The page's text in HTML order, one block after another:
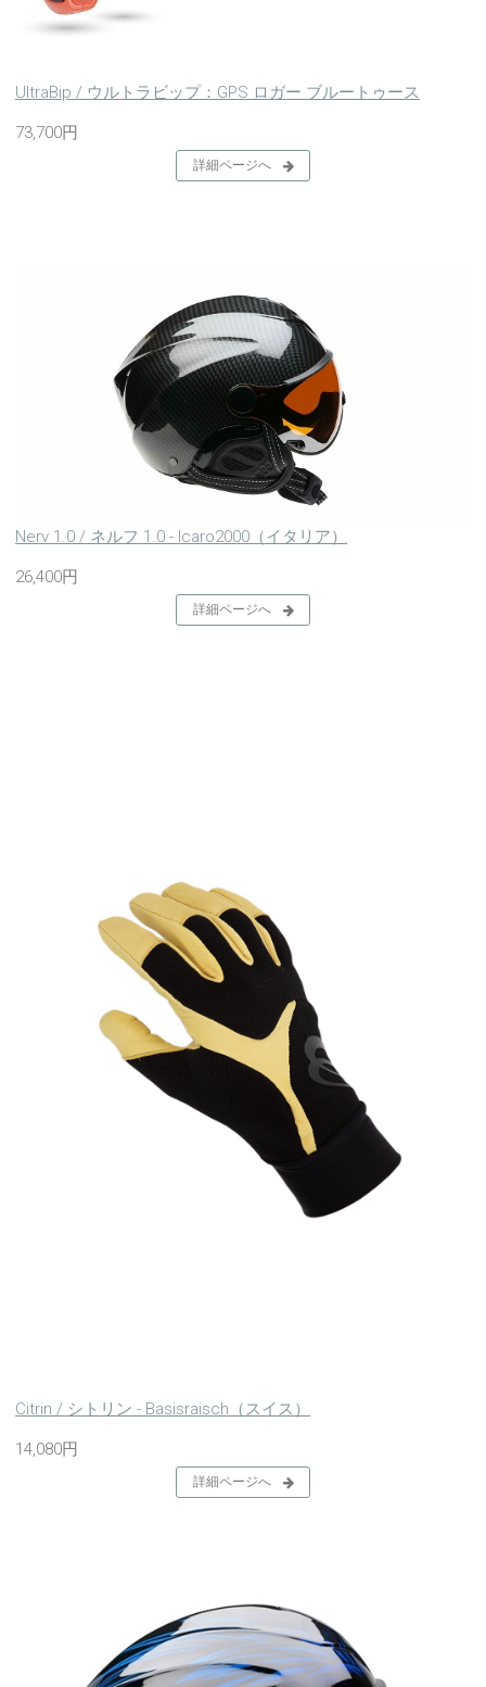
UltraBip / ウルトラビップ：GPS ロガー ブルートゥース
73,700円
詳細ページへ
Nerv 1.0 / ネルフ 1.0 - Icaro2000（イタリア）
26,400円
詳細ページへ
Citrin / シトリン - Basisraisch（スイス）
14,080円
詳細ページへ